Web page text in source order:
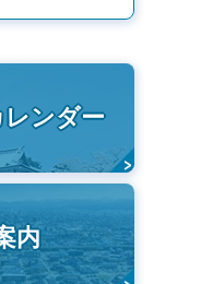
ンダー
内